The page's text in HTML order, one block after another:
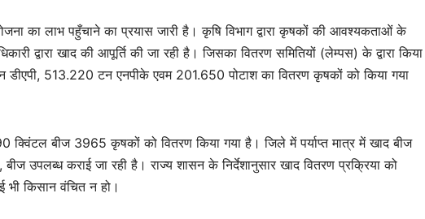
का लाभ पहुँचाने का प्रयास जारी है। कृषि विभाग द्वारा कृषकों की आवश्यकताओं के
द्वारा खाद की आपूर्ति की जा रही है। जिसका वितरण समितियों (लेम्पस) के द्वारा किया
513.220 टन एनपीके एवम 201.650 पोटाश का वितरण कृषकों को किया गया
बीज 3965 कृषकों को वितरण किया गया है। जिले में पर्याप्त मात्र में खाद बीज
उपलब्ध कराई जा रही है। राज्य शासन के निर्देशानुसार खाद वितरण प्रक्रिया को
भी किसान वंचित न हो।